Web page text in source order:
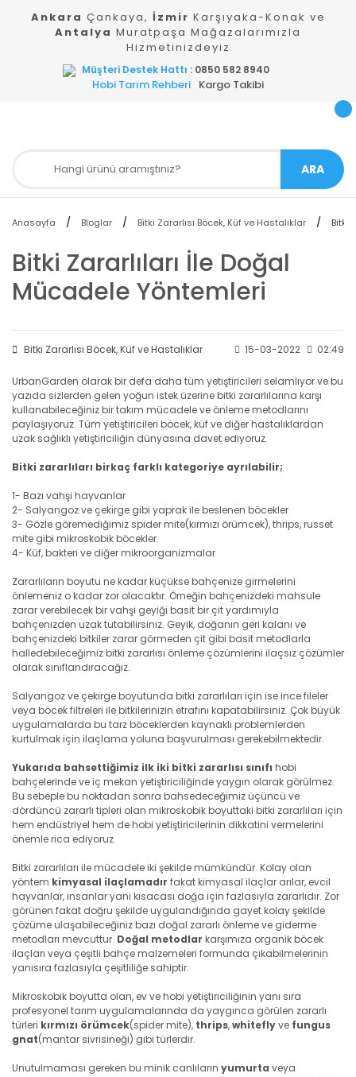
Ankara Çankaya, İzmir Karşıyaka-Konak ve
Antalya Muratpaşa Mağazalarımızla
Hizmetinizdeyiz
Müşteri Destek Hattı : 0850 582 8940
Hobi Tarım Rehberi Kargo Takibi
ARA
Anasayfa Bloglar Bitki Zararlısı Böcek, Küf ve Hastalıklar Bitki
Bitki Zararlıları İle Doğal
Mücadele Yöntemleri
Bitki Zararlısı Böcek, Küf ve Hastalıklar 15-03-2022 02:49
UrbanGarden olarak bir defa daha tüm yetiştiricileri selamlıyor ve bu
yazıda sizlerden gelen yoğun istek üzerine bitki zararlılarına karşı
kullanabileceğiniz bir takım mücadele ve önleme metodlarını
paylaşıyoruz. Tüm yetiştiricileri böcek, küf ve diğer hastalıklardan
uzak sağlıklı yetiştiriciliğin dünyasına davet ediyoruz.
Bitki zararlıları birkaç farklı kategoriye ayrılabilir;
1- Bazı vahşi hayvanlar
2- Salyangoz ve çekirge gibi yaprak ile beslenen böcekler
3- Gözle göremediğimiz spider mite(kırmızı örümcek), thrips, russet
mite gibi mikroskobik böcekler.
4- Küf, bakteri ve diğer mikroorganizmalar
Zararlıların boyutu ne kadar küçükse bahçenize girmelerini
önlemeniz o kadar zor olacaktır. Örneğin bahçenizdeki mahsule
zarar verebilecek bir vahşi geyiği basit bir çit yardımıyla
bahçenizden uzak tutabilirsiniz. Geyik, doğanın geri kalanı ve
bahçenizdeki bitkiler zarar görmeden çit gibi basit metodlarla
halledebileceğimiz bitki zararlısı önleme çözümlerini ilaçsız çözümler
olarak sınıflandıracağız.
Salyangoz ve çekirge boyutunda bitki zararlıları için ise ince fileler
veya böcek filtreleri ile bitkilerinizin etrafını kapatabilirsiniz. Çok büyük
uygulamalarda bu tarz böceklerden kaynaklı problemlerden
kurtulmak için ilaçlama yoluna başvurulması gerekebilmektedir.
Yukarıda bahsettiğimiz ilk iki bitki zararlısı sınıfı hobi
bahçelerinde ve iç mekan yetiştiriciliğinde yaygın olarak görülmez.
Bu sebeple bu noktadan sonra bahsedeceğimiz üçüncü ve
dördüncü zararlı tipleri olan mikroskobik boyuttaki bitki zararlıları için
hem endüstriyel hem de hobi yetiştiricilerinin dikkatini vermelerini
önemle rica ediyoruz.
Bitki zararlıları ile mücadele iki şekilde mümkündür. Kolay olan
yöntem kimyasal ilaçlamadır fakat kimyasal ilaçlar arılar, evcil
hayvanlar, insanlar yani kısacası doğa için fazlasıyla zararlıdır. Zor
görünen fakat doğru şekilde uygulandığında gayet kolay şekilde
çözüme ulaşabileceğiniz bazı doğal zararlı önleme ve giderme
metodları mevcuttur. Doğal metodlar karşımıza organik böcek
ilaçları veya çeşitli bahçe malzemeleri formunda çıkabilmelerinin
yanısıra fazlasıyla çeşitliliğe sahiptir.
Mikroskobik boyutta olan, ev ve hobi yetiştiriciliğinin yanı sıra
profesyonel tarım uygulamalarında da yaygınca görülen zararlı
türleri kırmızı örümcek(spider mite), thrips,whiteflyve fungus
gnat(mantar sivrisineği) gibi türlerdir.
Unutulmaması gereken bu minik canlıların yumurta veya